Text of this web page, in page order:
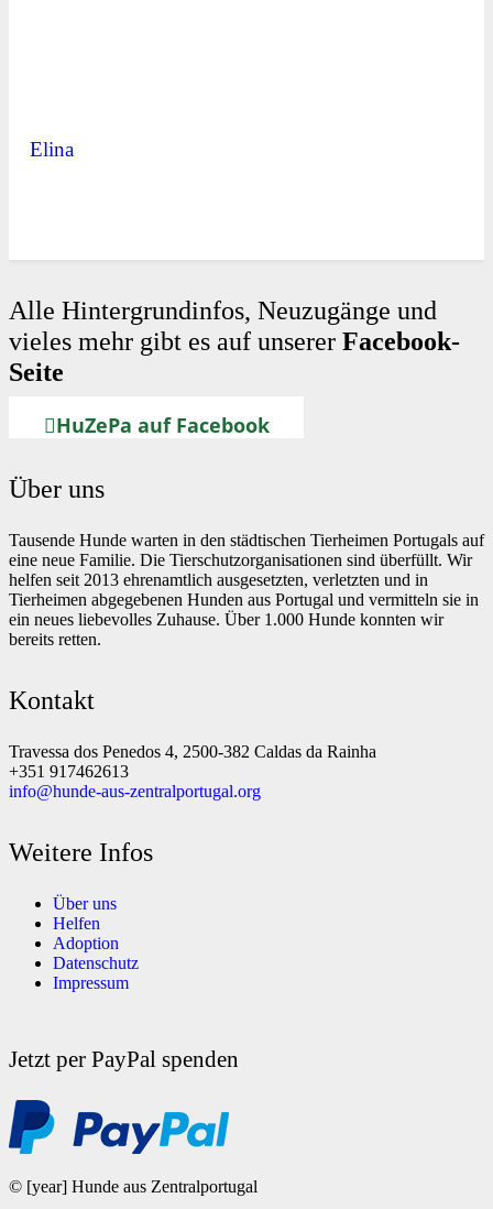
Elina
Alle Hintergrundinfos, Neuzugänge und
vieles mehr gibt es auf unserer Facebook-
Seite
HuZePa auf Facebook
Über uns
Tausende Hunde warten in den städtischen Tierheimen Portugals auf
eine neue Familie. Die Tierschutzorganisationen sind überfüllt. Wir
helfen seit 2013 ehrenamtlich ausgesetzten, verletzten und in
Tierheimen abgegebenen Hunden aus Portugal und vermitteln sie in
ein neues liebevolles Zuhause. Über 1.000 Hunde konnten wir
bereits retten.
Kontakt
Travessa dos Penedos 4, 2500-382 Caldas da Rainha
+351 917462613
info@hunde-aus-zentralportugal.org
Weitere Infos
Über uns
Helfen
Adoption
Datenschutz
Impressum
Jetzt per PayPal spenden
© [year] Hunde aus Zentralportugal